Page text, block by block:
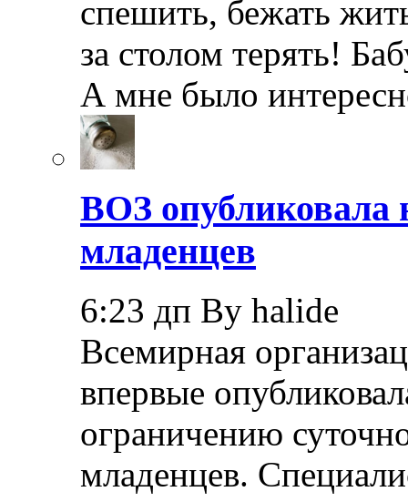
спешить, бежать
за столом терять!
А мне было
ВОЗ опубликовала
младенцев
6:23 дп By halide
Всемирная
впервые
ограничению
младенцев.